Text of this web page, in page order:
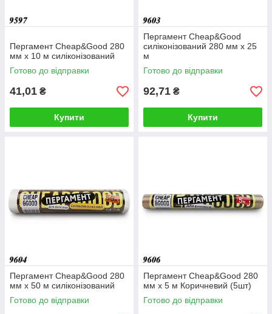
Пергамент Cheap&Good 280
мм х 10 м силіконізований
Готово до відправки
41,01 ₴
Купити
Пергамент Cheap&Good
силіконізований 280 мм х 25
м
Готово до відправки
92,71 ₴
Купити
Пергамент Cheap&Good 280
мм х 50 м силіконізований
Готово до відправки
Пергамент Cheap&Good 280
мм х 5 м Коричневий (5шт)
Готово до відправки